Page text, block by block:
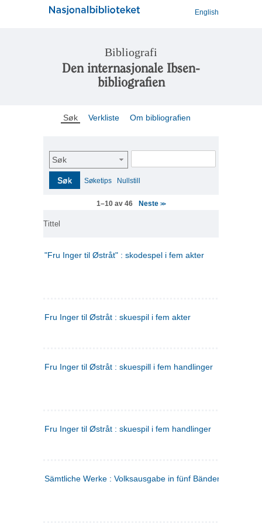
English
Bibliografi
Den internasjonale Ibsen-
bibliografien
Søk Verkliste Om bibliografien
Søk
Søk Søketips Nullstill
1–10 av 46 Neste>>
Tittel
"Fru Inger til Østråt" : skodespel i fem akter
Fru Inger til Østråt : skuespil i fem akter
Fru Inger til Østråt : skuespill i fem handlinger
Fru Inger til Østråt : skuespil i fem handlinger
Sämtliche Werke : Volksausgabe in fünf Bänden